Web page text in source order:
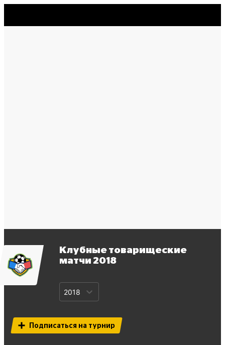
Клубные товарищеские
матчи 2018
2018
Подписаться на турнир